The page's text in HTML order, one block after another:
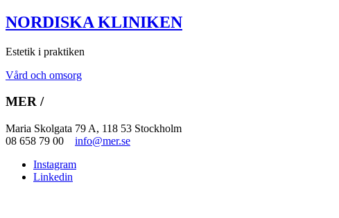
NORDISKA KLINIKEN
Estetik i praktiken
Vård och omsorg
MER /
Maria Skolgata 79 A, 118 53 Stockholm
08 658 79 00 info@mer.se
Instagram
Linkedin